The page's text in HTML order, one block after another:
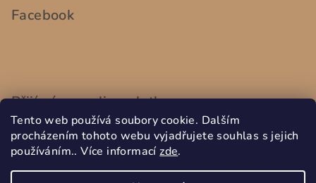
Tento web používá soubory cookie. Dalším
procházením tohoto webu vyjadřujete souhlas s jejich
používáním.. Více informacízde.
Facebook
Přijímáme online platby